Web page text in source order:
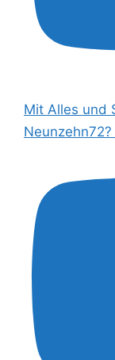
Mit Alles und